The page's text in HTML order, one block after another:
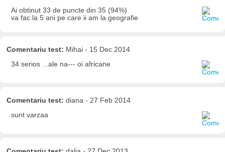
Ai obtinut 33 de puncte din 35 (94%)
va fac la 5 ani pe care ii am la geografie
Comentariu test: Mihai - 15 Dec 2014
34 serios ...ale na--- oi africane
Comentariu test: diana - 27 Feb 2014
sunt varzaa